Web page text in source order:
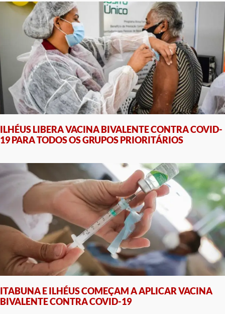
ILHÉUS LIBERA VACINA BIVALENTE CONTRA COVID-
19 PARA TODOS OS GRUPOS PRIORITÁRIOS
ITABUNA E ILHÉUS COMEÇAM A APLICAR VACINA
BIVALENTE CONTRA COVID-19